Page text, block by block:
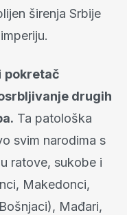
širenja Srbije
pokretač
drugih
Ta patološka
svim narodima s
ratove, sukobe i
Makedonci,
Mađari,